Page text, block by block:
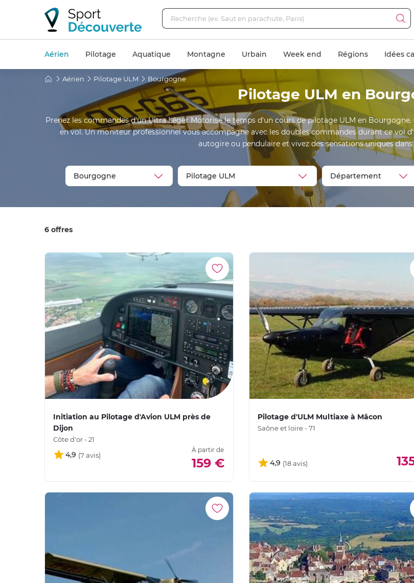
Aérien Pilotage Aquatique Montagne Urbain Week end Régions Idées
Aérien Pilotage ULM Bourgogne
Pilotage ULM en
Prenez les commandes d'un Ultra Léger Motorisé le temps d'un cours de pilotage ULM en
en vol. Un moniteur professionnel vous accompagne avec les doubles commandes durant ce vol
autogire ou pendulaire et vivez des sensations uniques
6 offres
Initiation au Pilotage d'Avion ULM près de
Dijon
Côte d'or - 21
4,9
À partir de
159 €
Pilotage d'ULM Multiaxe à Mâcon
Saône et loire - 71
4,9